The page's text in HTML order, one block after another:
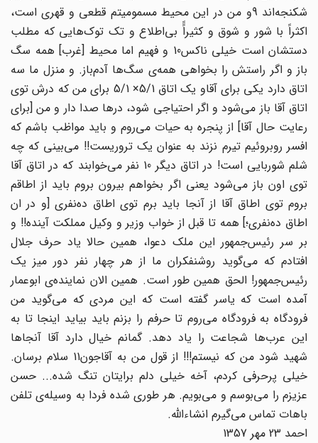
شکنجه‌اند 9و من در این محیط مسمومیتم قطعی و قهری است،
اکثراً با شور و شوق و کثیراًً بی‌اطلاع و تک‌ توک‌هایی ‌که مطلب
دستشان است خیلی ناکس10 و فهیم اما محیط [غرب] همه سگ
باز و اگر راستش را بخواهی همه‌ی سگ‌ها آدم‌باز. و منزل ما سه
اتاق دارد یکی برای آقاو یک اتاق 5/1× 5/1 برای من که درش توی
اتاق آقا باز می‌شود و اگر احتیاجی شود، درها صدا دار و من [برای
رعایت حال آقا] از پنجره به حیات می‌روم و باید مواظب باشم که
افسر روبروئیم تیرم نزند به عنوان یک تروریست!! می‌بینی که چه
شلم شوربایی است! در اتاق دیگر 10 نفر می‌خوابند که در‍ِ اتاق آقا
توی اون باز می‌شود یعنی اگر بخواهم بیرون بروم باید از اطاقم
بروم توی اطاق آقا از آنجا باید برم توی اطاق ده‌نفری [و در ان
اطاق ده‌نفری؛] همه تا قبل از خواب وزیر و وکیل مملکت آینده!! و
بر سر رئیس‌جمهور این ملک دعوا، همین حالا یاد حرف جلال
افتادم که می‌گوید روشنفکران ما از هر چهار نفر دور میز یک
رئیس‌جمهور! الحق همین طور است. همین الان نماینده‌ی ابوعمار
آمده است که یاسر گفته است که این مردی که می‌گوید من
فرودگاه به فرودگاه می‌روم تا حرفم را بزنم باید بیاید اینجا تا به
این عرب‌‌ها شجاعت را یاد دهد. گمانم خیال دارد آقا آنجاها
شهید شود من که نیستم!!! از قول من به آقاجون11 سلام برسان.
خیلی پرحرفی کردم، آخه خیلی دلم برایتان تنگ شده... حسن
عزیزم را می‌بوسم و می‌بویم. هر طوری شده فردا به وسیله‌ی تلفن
باهات تماس می‌گیرم انشاءالله.
احمد 23 مهر 1357